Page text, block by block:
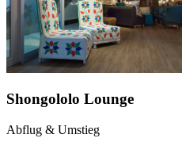
Shongololo Lounge
Abflug & Umstieg